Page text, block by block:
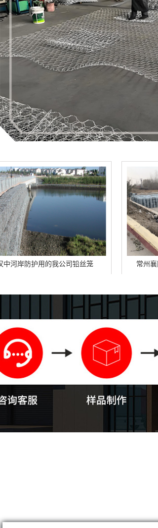
公司铅丝笼 常州襄阳刘总订购的石
铅丝笼